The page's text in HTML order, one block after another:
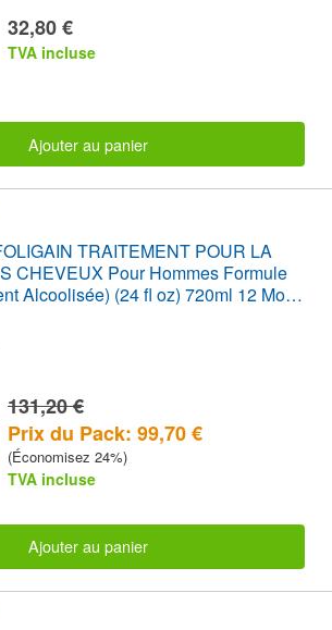
32,80 €
TVA incluse
Ajouter au panier
TRAITEMENT POUR LA
CHEVEUX Pour Hommes Formule
Alcoolisée) (24 fl oz) 720ml 12 Mois
131,20 €
Prix du Pack: 99,70 €
(Économisez 24%)
TVA incluse
Ajouter au panier